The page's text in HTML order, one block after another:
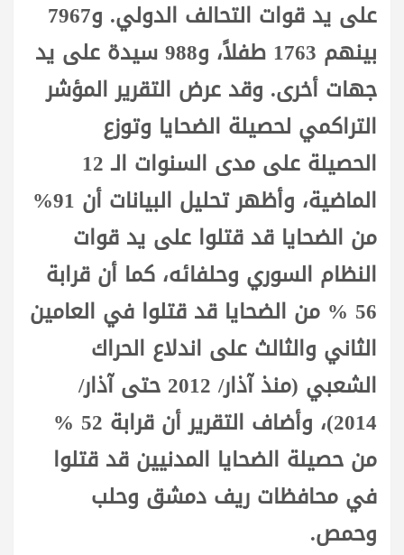
على يد قوات التحالف الدولي. و7967
بينهم 1763 طفلاً، و988 سيدة على يد
جهات أخرى. وقد عرض التقرير المؤشر
التراكمي لحصيلة الضحايا وتوزع
الحصيلة على مدى السنوات الـ 12
الماضية، وأظهر تحليل البيانات أن 91%
من الضحايا قد قتلوا على يد قوات
النظام السوري وحلفائه، كما أن قرابة
56 % من الضحايا قد قتلوا في العامين
الثاني والثالث على اندلاع الحراك
الشعبي (منذ آذار/ 2012 حتى آذار/
2014)، وأضاف التقرير أن قرابة 52 %
من حصيلة الضحايا المدنيين قد قتلوا
في محافظات ريف دمشق وحلب
وحمص.